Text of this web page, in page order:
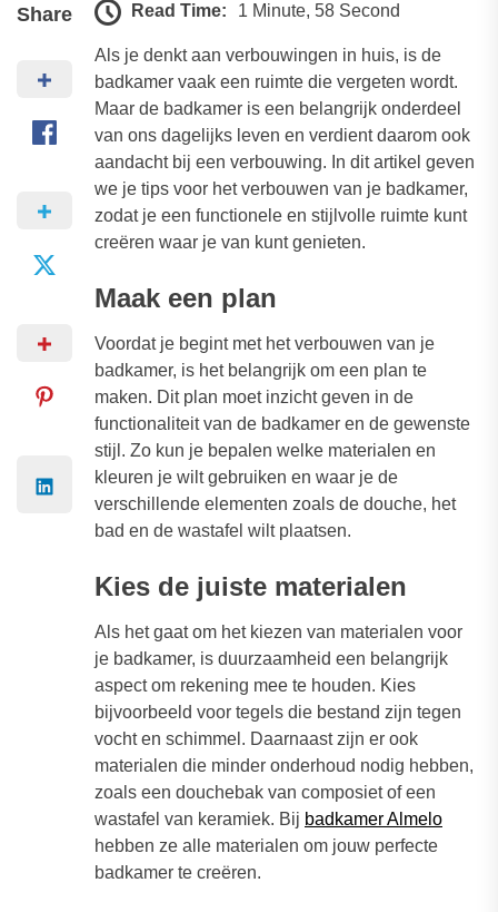
Share Read Time: 1 Minute, 58 Second
Als je denkt aan verbouwingen in huis, is de
badkamer vaak een ruimte die vergeten wordt.
Maar de badkamer is een belangrijk onderdeel
van ons dagelijks leven en verdient daarom ook
aandacht bij een verbouwing. In dit artikel geven
we je tips voor het verbouwen van je badkamer,
zodat je een functionele en stijlvolle ruimte kunt
creëren waar je van kunt genieten.
Maak een plan
Voordat je begint met het verbouwen van je
badkamer, is het belangrijk om een plan te
maken. Dit plan moet inzicht geven in de
functionaliteit van de badkamer en de gewenste
stijl. Zo kun je bepalen welke materialen en
kleuren je wilt gebruiken en waar je de
verschillende elementen zoals de douche, het
bad en de wastafel wilt plaatsen.
Kies de juiste materialen
Als het gaat om het kiezen van materialen voor
je badkamer, is duurzaamheid een belangrijk
aspect om rekening mee te houden. Kies
bijvoorbeeld voor tegels die bestand zijn tegen
vocht en schimmel. Daarnaast zijn er ook
materialen die minder onderhoud nodig hebben,
zoals een douchebak van composiet of een
wastafel van keramiek. Bij badkamer Almelo
hebben ze alle materialen om jouw perfecte
badkamer te creëren.